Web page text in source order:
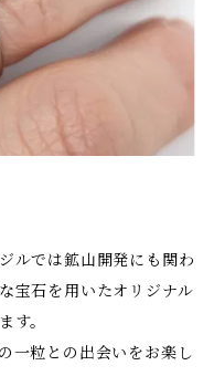
ルでは鉱山開発にも関わ
宝石を用いたオリジナル
す。
一粒との出会いをお楽し